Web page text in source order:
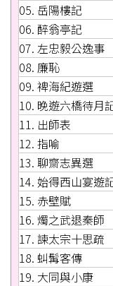
05. 岳陽樓記
06. 醉翁亭記
07. 左忠毅公逸事
08. 廉恥
09. 裨海紀遊選
10. 晚遊六橋待月
11. 出師表
12. 指喻
13. 聊齋志異選
14. 始得西山宴遊
15. 赤壁賦
16. 燭之武退秦師
17. 諫太宗十思疏
18. 虯髯客傳
19. 大同與小康